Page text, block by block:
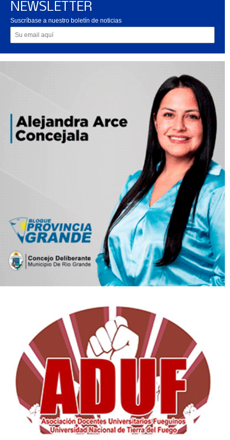
NEWSLETTER
Suscríbase a nuestro boletín de noticias